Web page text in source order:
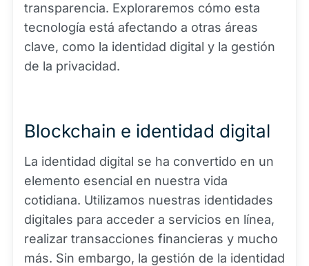
transparencia. Exploraremos cómo esta
tecnología está afectando a otras áreas
clave, como la identidad digital y la gestión
de la privacidad.
Blockchain e identidad digital
La identidad digital se ha convertido en un
elemento esencial en nuestra vida
cotidiana. Utilizamos nuestras identidades
digitales para acceder a servicios en línea,
realizar transacciones financieras y mucho
más. Sin embargo, la gestión de la identidad